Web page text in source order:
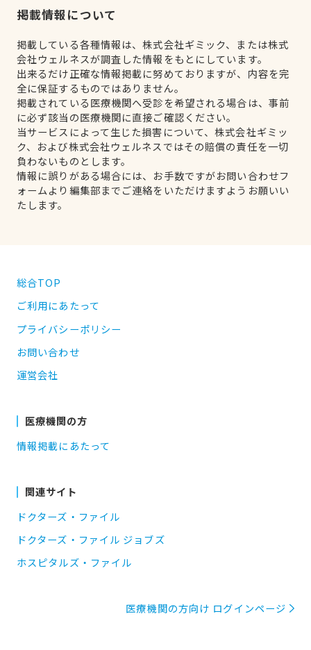
掲載情報について
掲載している各種情報は、株式会社ギミック、または株式
会社ウェルネスが調査した情報をもとにしています。
出来るだけ正確な情報掲載に努めておりますが、内容を完
全に保証するものではありません。
掲載されている医療機関へ受診を希望される場合は、事前
に必ず該当の医療機関に直接ご確認ください。
当サービスによって生じた損害について、株式会社ギミッ
ク、および株式会社ウェルネスではその賠償の責任を一切
負わないものとします。
情報に誤りがある場合には、お手数ですがお問い合わせフ
ォームより編集部までご連絡をいただけますようお願いい
たします。
総合TOP
ご利用にあたって
プライバシーポリシー
お問い合わせ
運営会社
医療機関の方
情報掲載にあたって
関連サイト
ドクターズ・ファイル
ドクターズ・ファイル ジョブズ
ホスピタルズ・ファイル
医療機関の方向け ログインページ